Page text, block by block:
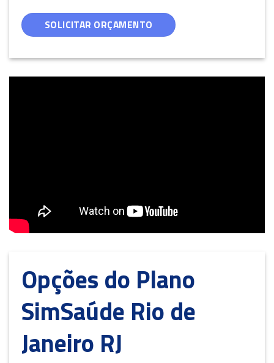
SOLICITAR ORÇAMENTO
Opções do Plano
SimSaúde Rio de
Janeiro RJ